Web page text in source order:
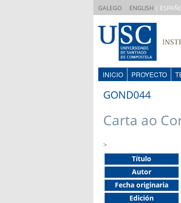
GALEGO ENGLISH |
INICIO PROYECTO
GOND044
Carta ao
>
Título
Autor
Fecha originaria
Edición